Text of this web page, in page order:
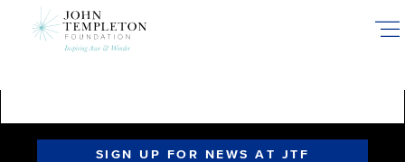
SIGN UP FOR NEWS AT JTF